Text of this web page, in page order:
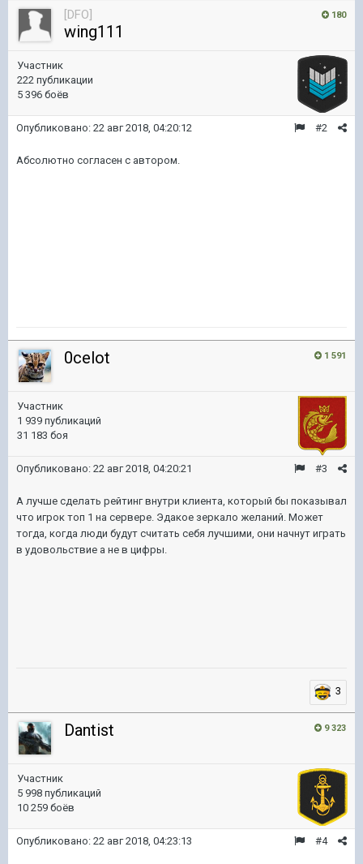
180
[DFO]
wing111
Участник
222 публикации
5 396 боёв
#2
Опубликовано: 22 авг 2018, 04:20:12
Абсолютно согласен с автором.
1 591
0celot
Участник
1 939 публикаций
31 183 боя
#3
Опубликовано: 22 авг 2018, 04:20:21
А лучше сделать рейтинг внутри клиента, который бы показывал
что игрок топ 1 на сервере. Эдакое зеркало желаний. Может
тогда, когда люди будут считать себя лучшими, они начнут играть
в удовольствие а не в цифры.
3
9 323
Dantist
Участник
5 998 публикаций
10 259 боёв
#4
Опубликовано: 22 авг 2018, 04:23:13